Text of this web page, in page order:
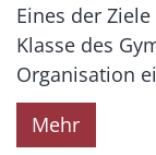
Eines der
Klasse des
Organisation
Mehr